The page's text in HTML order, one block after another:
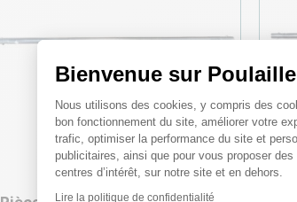
Bienvenue sur
Plateforme de Gestion
Nous utilisons des cookies, y compris des
bon fonctionnement du site, améliorer votre
trafic, optimiser la performance du site et
publicitaires, ainsi que pour vous proposer
centres d’intérêt, sur notre site et en dehors.
Lire la politique de confidentialité